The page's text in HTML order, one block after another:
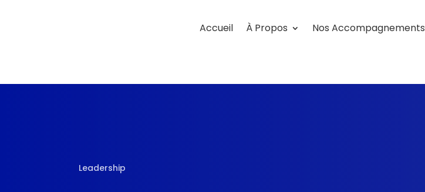
Accueil À Propos Nos Accompagnements
Leadership